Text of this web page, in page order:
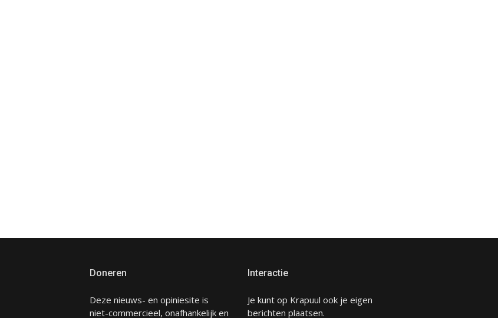
Doneren
Deze nieuws- en opiniesite is
niet-commercieel, onafhankelijk en
Interactie
Je kunt op Krapuul ook je eigen
berichten plaatsen.